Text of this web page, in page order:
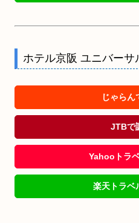
ホテル京阪 ユニバーサ
じゃらん
JTBで
Yahooトラ
楽天トラベ